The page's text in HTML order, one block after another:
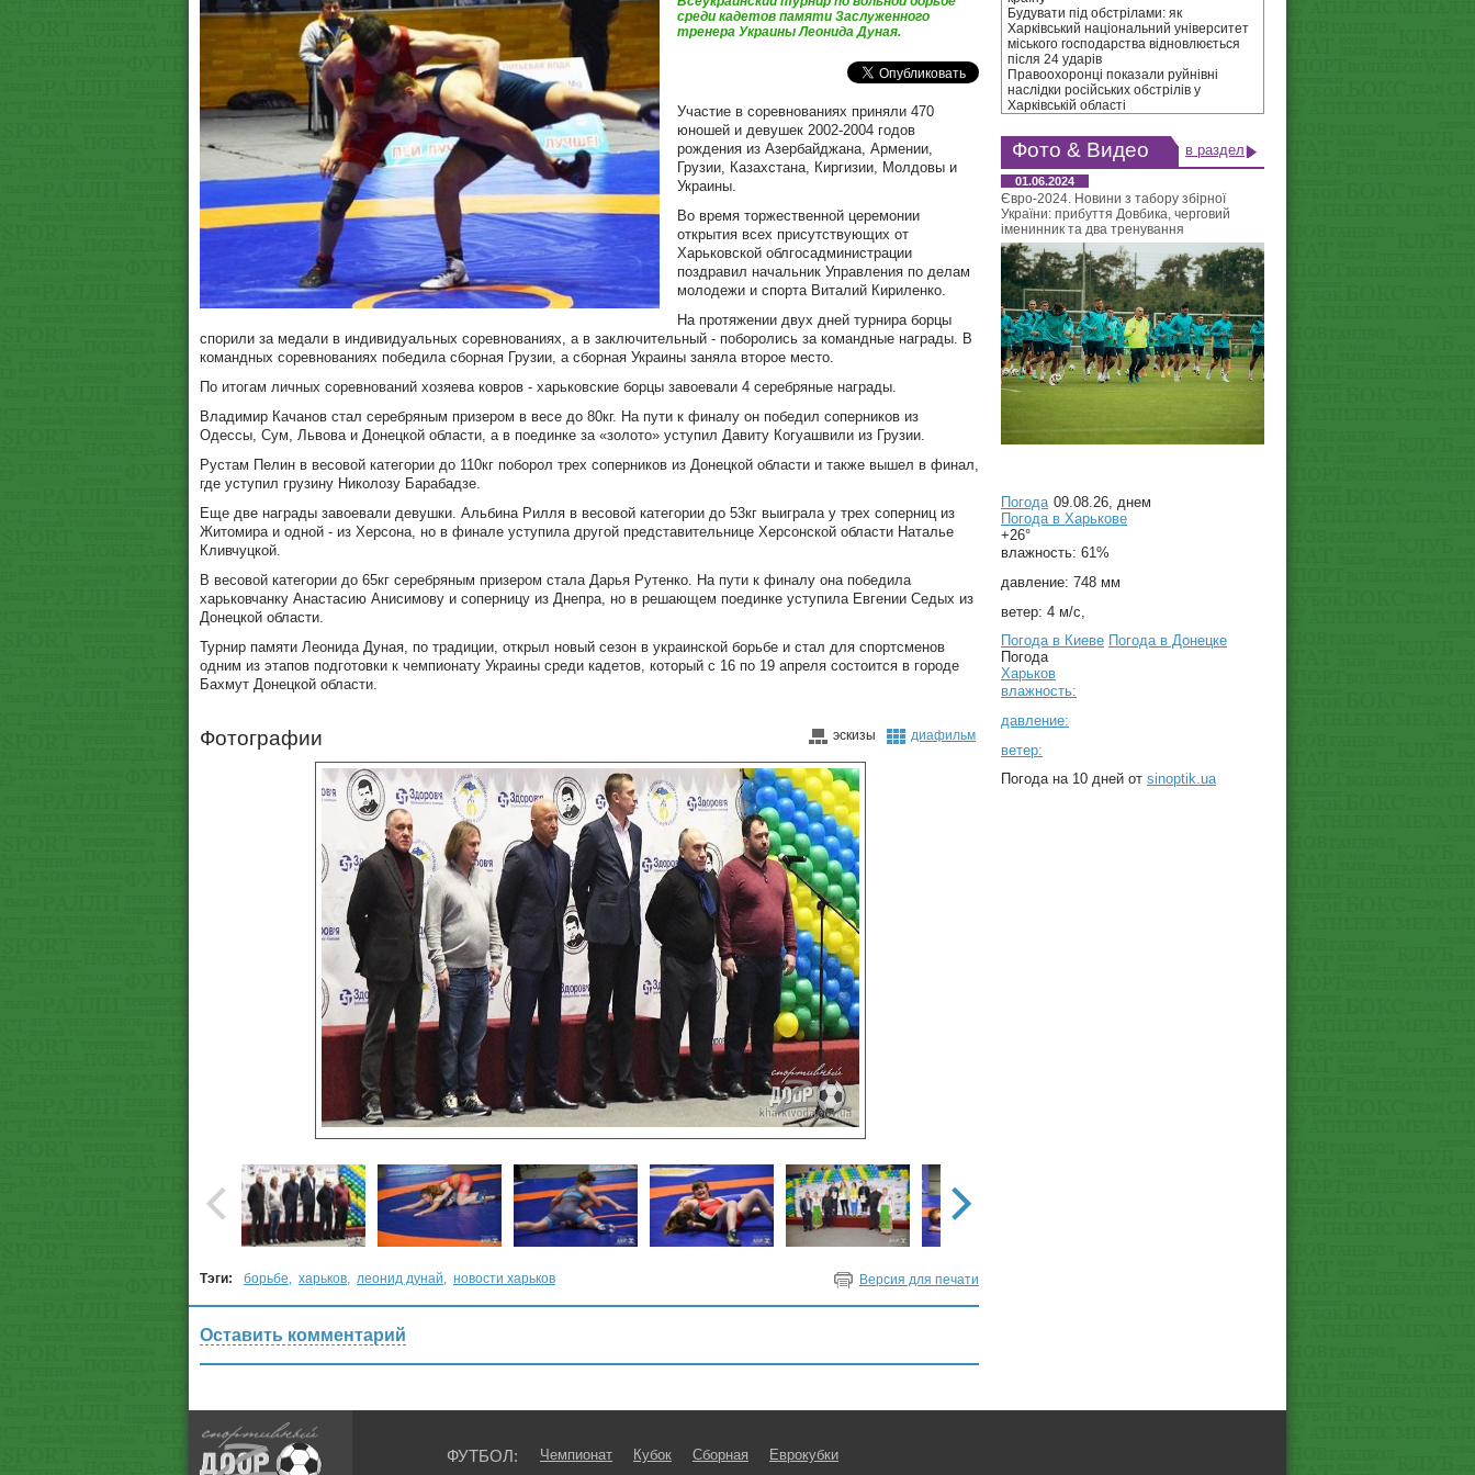
среди кадетов памяти Заслуженного
тренера Украины Леонида Дуная.
Участие в соревнованиях приняли 470
юношей и девушек 2002-2004 годов
рождения из Азербайджана, Армении,
Грузии, Казахстана, Киргизии, Молдовы и
Украины.
Во время торжественной церемонии
открытия всех присутствующих от
Харьковской облгосадминистрации
поздравил начальник Управления по делам
молодежи и спорта Виталий Кириленко.
На протяжении двух дней турнира борцы
спорили за медали в индивидуальных соревнованиях, а в заключительный - поборолись за командные награды. В
командных соревнованиях победила сборная Грузии, а сборная Украины заняла второе место.
По итогам личных соревнований хозяева ковров - харьковские борцы завоевали 4 серебряные награды.
Владимир Качанов стал серебряным призером в весе до 80кг. На пути к финалу он победил соперников из
Одессы, Сум, Львова и Донецкой области, а в поединке за «золото» уступил Давиту Когуашвили из Грузии.
Рустам Пелин в весовой категории до 110кг поборол трех соперников из Донецкой области и также вышел в финал,
где уступил грузину Николозу Барабадзе.
Еще две награды завоевали девушки. Альбина Рилля в весовой категории до 53кг выиграла у трех соперниц из
Житомира и одной - из Херсона, но в финале уступила другой представительнице Херсонской области Наталье
Кливчуцкой.
В весовой категории до 65кг серебряным призером стала Дарья Рутенко. На пути к финалу она победила
харьковчанку Анастасию Анисимову и соперницу из Днепра, но в решающем поединке уступила Евгении Седых из
Донецкой области.
Турнир памяти Леонида Дуная, по традиции, открыл новый сезон в украинской борьбе и стал для спортсменов
одним из этапов подготовки к чемпионату Украины среди кадетов, который с 16 по 19 апреля состоится в городе
Бахмут Донецкой области.
Фотографии эскизы диафильм
Тэги: борьбе, харьков, леонид дунай, новости харьков Версия для печати
Оставить комментарий
Будувати під обстрілами: як
Харківський національний університет
міського господарства відновлюється
після 24 ударів
Правоохоронці показали руйнівні
наслідки російських обстрілів у
Харківській області
Фото & Видео в раздел
01.06.2024
Євро-2024. Новини з табору збірної
України: прибуття Довбика, черговий
іменинник та два тренування
Погода 09.08.26, днем
Погода в Харькове
+26°
влажность: 61%
давление: 748 мм
ветер: 4 м/с,
Погода в Киеве Погода в Донецке
Погода
Харьков
влажность:
давление:
ветер:
Погода на 10 дней от sinoptik.ua
ФУТБОЛ: Чемпионат Кубок Сборная Еврокубки